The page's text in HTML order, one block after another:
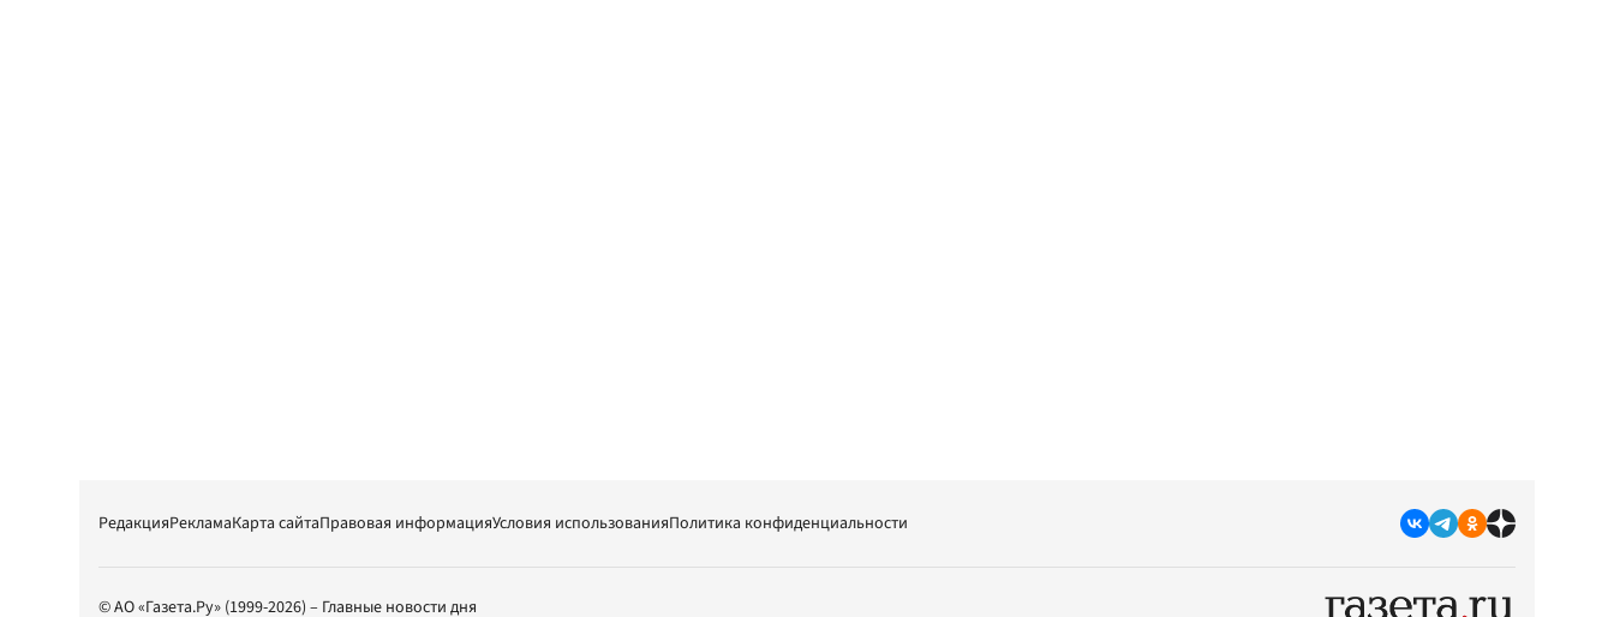
РедакцияРекламаКарта сайтаПравовая информацияУсловия использованияПолитика конфиденциальности
© АО «Газета.Ру» (1999-2026) – Главные новости дня